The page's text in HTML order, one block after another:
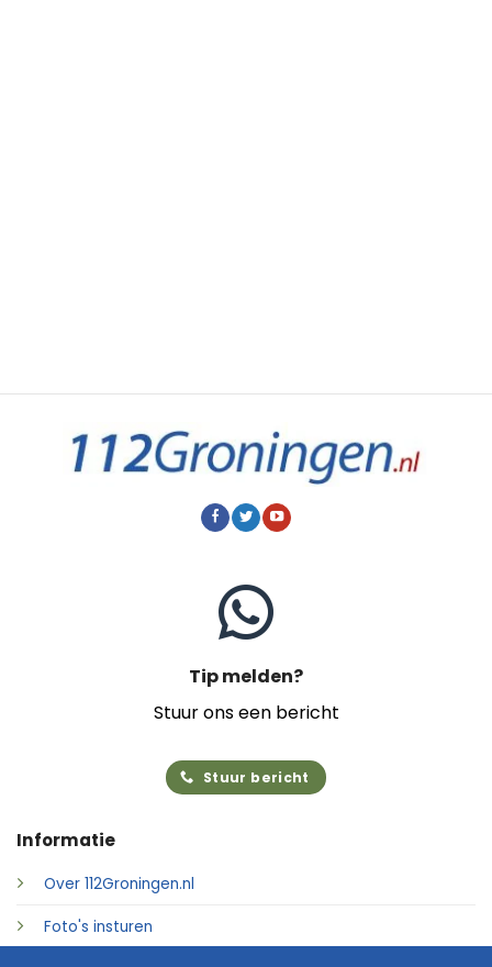
Informatie
Over 112Groningen.nl
Foto's insturen
Tip melden?
Stuur ons een bericht
Stuur bericht